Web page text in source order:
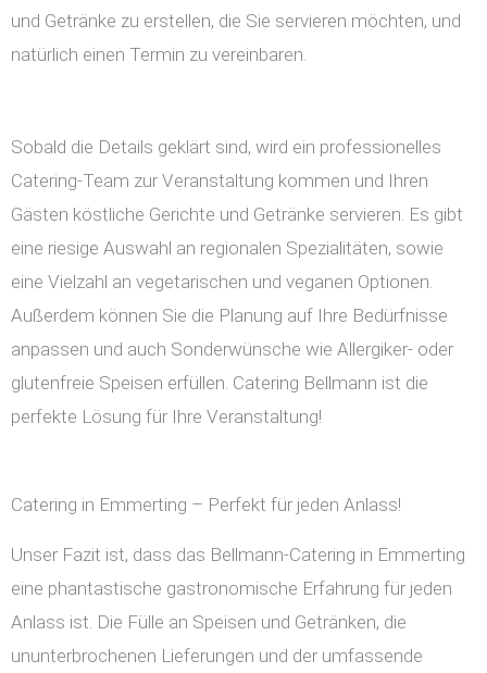
und Getränke zu erstellen, die Sie servieren möchten, und
natürlich einen Termin zu vereinbaren.
Sobald die Details geklärt sind, wird ein professionelles
Catering-Team zur Veranstaltung kommen und Ihren
Gästen köstliche Gerichte und Getränke servieren. Es gibt
eine riesige Auswahl an regionalen Spezialitäten, sowie
eine Vielzahl an vegetarischen und veganen Optionen.
Außerdem können Sie die Planung auf Ihre Bedürfnisse
anpassen und auch Sonderwünsche wie Allergiker- oder
glutenfreie Speisen erfüllen. Catering Bellmann ist die
perfekte Lösung für Ihre Veranstaltung!
Catering in Emmerting – Perfekt für jeden Anlass!
Unser Fazit ist, dass das Bellmann-Catering in Emmerting
eine phantastische gastronomische Erfahrung für jeden
Anlass ist. Die Fülle an Speisen und Getränken, die
ununterbrochenen Lieferungen und der umfassende